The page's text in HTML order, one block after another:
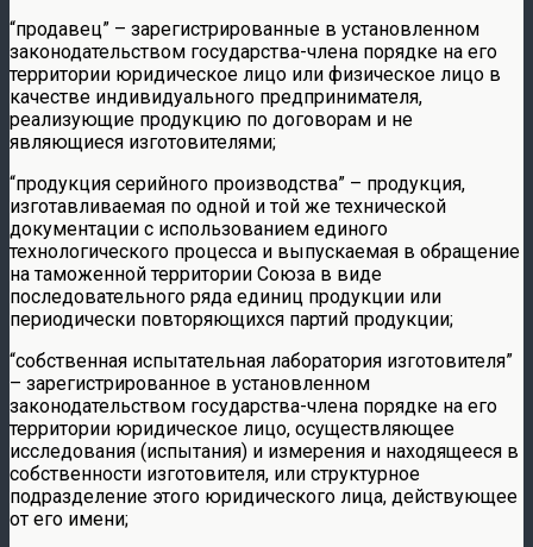
“продавец” – зарегистрированные в установленном
законодательством государства-члена порядке на его
территории юридическое лицо или физическое лицо в
качестве индивидуального предпринимателя,
реализующие продукцию по договорам и не
являющиеся изготовителями;
“продукция серийного производства” – продукция,
изготавливаемая по одной и той же технической
документации с использованием единого
технологического процесса и выпускаемая в обращение
на таможенной территории Союза в виде
последовательного ряда единиц продукции или
периодически повторяющихся партий продукции;
“собственная испытательная лаборатория изготовителя”
– зарегистрированное в установленном
законодательством государства-члена порядке на его
территории юридическое лицо, осуществляющее
исследования (испытания) и измерения и находящееся в
собственности изготовителя, или структурное
подразделение этого юридического лица, действующее
от его имени;